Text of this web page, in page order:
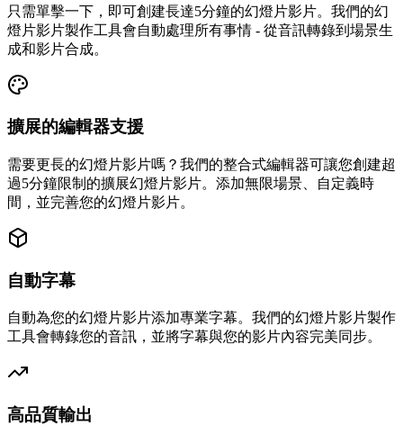
只需單擊一下，即可創建長達5分鐘的幻燈片影片。我們的幻
燈片影片製作工具會自動處理所有事情 - 從音訊轉錄到場景生
成和影片合成。
擴展的編輯器支援
需要更長的幻燈片影片嗎？我們的整合式編輯器可讓您創建超
過5分鐘限制的擴展幻燈片影片。添加無限場景、自定義時
間，並完善您的幻燈片影片。
自動字幕
自動為您的幻燈片影片添加專業字幕。我們的幻燈片影片製作
工具會轉錄您的音訊，並將字幕與您的影片內容完美同步。
高品質輸出